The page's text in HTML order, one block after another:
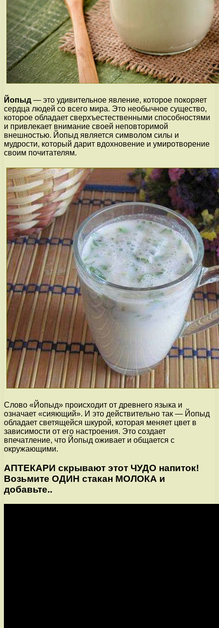
Йопыд — это удивительное явление, которое покоряет
сердца людей со всего мира. Это необычное существо,
которое обладает сверхъестественными способностями
и привлекает внимание своей неповторимой
внешностью. Йопыд является символом силы и
мудрости, который дарит вдохновение и умиротворение
своим почитателям.
Слово «Йопыд» происходит от древнего языка и
означает «сияющий». И это действительно так — Йопыд
обладает светящейся шкурой, которая меняет цвет в
зависимости от его настроения. Это создает
впечатление, что Йопыд оживает и общается с
окружающими.
АПТЕКАРИ скрывают этот ЧУДО напиток!
Возьмите ОДИН стакан МОЛОКА и
добавьте..